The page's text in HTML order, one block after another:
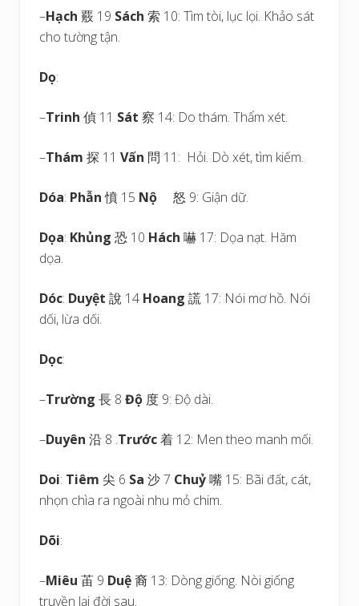
–Hạch 覈 19 Sách 索 10: Tìm tòi, lục lọi. Khảo sát
cho tường tận.
Dọ:
–Trinh 偵 11 Sát 察 14: Do thám. Thẩm xét.
–Thám 探 11 Vấn 問 11: Hỏi. Dò xét, tìm kiếm.
Dóa: Phẫn憤 15 Nộ 怒 9: Giận dữ.
Dọa: Khủng 恐 10 Hách 嚇 17: Dọa nạt. Hăm
dọa.
Dóc: Duyệt 說 14 Hoang 謊 17: Nói mơ hồ. Nói
dối, lừa dối.
Dọc:
–Trường 長 8 Độ 度 9: Độ dài.
–Duyên 沿 8 .Trước着 12: Men theo manh mối.
Doi: Tiêm 尖 6 Sa 沙 7 Chuỷ嘴 15: Bãi đất, cát,
nhọn chìa ra ngoài nhu mỏ chim.
Dõi:
–Miêu 苖 9 Duệ裔 13: Dòng giống. Nòi giống
truyền lại đời sau.